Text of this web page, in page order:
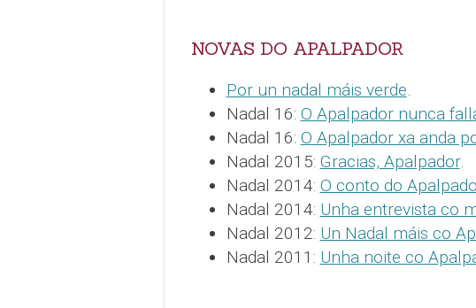
NOVAS DO APALPADOR
Por un nadal máis verde.
Nadal 16: O Apalpador nunca
Nadal 16: O Apalpador xa anda
Nadal 2015: Gracias, Apalpador.
Nadal 2014: O conto do
Nadal 2014: Unha entrevista co
Nadal 2012: Un Nadal máis co
Nadal 2011: Unha noite co